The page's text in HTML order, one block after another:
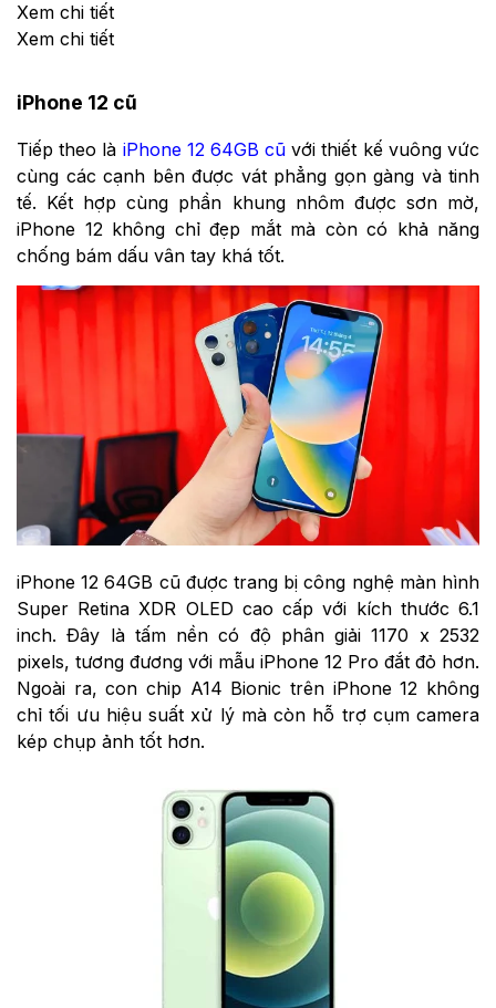
Xem chi tiết
Xem chi tiết
iPhone 12 cũ
Tiếp theo là iPhone 12 64GB cũ với thiết kế vuông vức
cùng các cạnh bên được vát phẳng gọn gàng và tinh
tế. Kết hợp cùng phần khung nhôm được sơn mờ,
iPhone 12 không chỉ đẹp mắt mà còn có khả năng
chống bám dấu vân tay khá tốt.
iPhone 12 64GB cũ được trang bị công nghệ màn hình
Super Retina XDR OLED cao cấp với kích thước 6.1
inch. Đây là tấm nền có độ phân giải 1170 x 2532
pixels, tương đương với mẫu iPhone 12 Pro đắt đỏ hơn.
Ngoài ra, con chip A14 Bionic trên iPhone 12 không
chỉ tối ưu hiệu suất xử lý mà còn hỗ trợ cụm camera
kép chụp ảnh tốt hơn.